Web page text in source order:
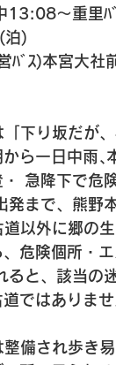
〜重里ﾊﾞ
泊)
ﾞｽ)本宮大社
下り坂だが
から一日中雨
急降下で危
発まで、熊野
以外に郷の
危険個所・
ると、該当の
ではありま
備され歩き